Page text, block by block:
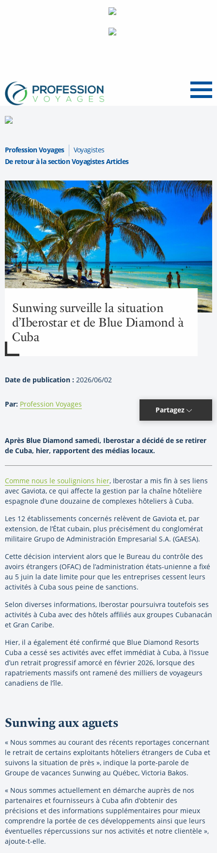
Menu
Profession Voyages
Voyagistes
De retour à la section Voyagistes Articles
Sunwing surveille la situation
d’Iberostar et de Blue Diamond à
Cuba
Date de publication : 2026/06/02
Par: Profession Voyages
Partagez
Après Blue Diamond samedi, Iberostar a décidé de se retirer
de Cuba, hier, rapportent des médias locaux.
Comme nous le soulignions hier, Iberostar a mis fin à ses liens
avec Gaviota, ce qui affecte la gestion par la chaîne hôtelière
espagnole d’une douzaine de complexes hôteliers à Cuba.
Les 12 établissements concernés relèvent de Gaviota et, par
extension, de l’État cubain, plus précisément du conglomérat
militaire Grupo de Administración Empresarial S.A. (GAESA).
Cette décision intervient alors que le Bureau du contrôle des
avoirs étrangers (OFAC) de l’administration états-unienne a fixé
au 5 juin la date limite pour que les entreprises cessent leurs
activités à Cuba sous peine de sanctions.
Selon diverses informations, Iberostar poursuivra toutefois ses
activités à Cuba avec des hôtels affiliés aux groupes Cubanacán
et Gran Caribe.
Hier, il a également été confirmé que Blue Diamond Resorts
Cuba a cessé ses activités avec effet immédiat à Cuba, à l’issue
d’un retrait progressif amorcé en février 2026, lorsque des
rapatriements massifs ont ramené des milliers de voyageurs
canadiens de l’île.
Sunwing aux aguets
« Nous sommes au courant des récents reportages concernant
le retrait de certains exploitants hôteliers étrangers de Cuba et
suivons la situation de près », indique la porte-parole de
Groupe de vacances Sunwing au Québec, Victoria Bakos.
« Nous sommes actuellement en démarche auprès de nos
partenaires et fournisseurs à Cuba afin d’obtenir des
précisions et des informations supplémentaires pour mieux
comprendre la portée de ces développements ainsi que leurs
éventuelles répercussions sur nos activités et notre clientèle »,
ajoute-t-elle.